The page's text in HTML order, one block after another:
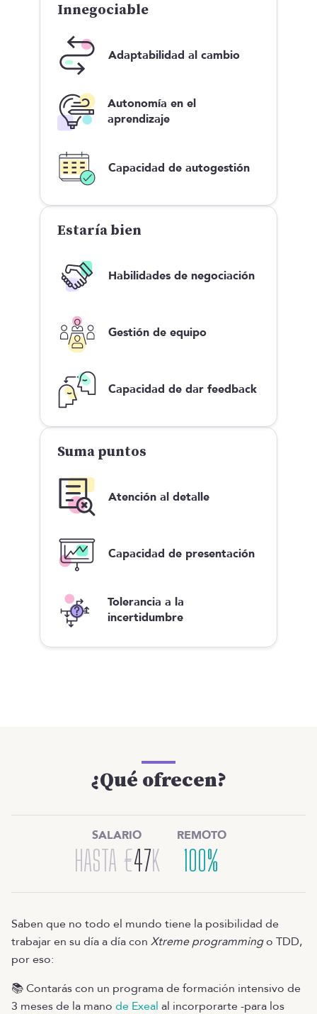
Innegociable
Adaptabilidad al cambio
Autonomía en el
aprendizaje
Capacidad de autogestión
Estaría bien
Habilidades de negociación
Gestión de equipo
Capacidad de dar feedback
Suma puntos
Atención al detalle
Capacidad de presentación
Tolerancia a la
incertidumbre
¿Qué ofrecen?
SALARIO
HASTA €47K
REMOTO
100%
Saben que no todo el mundo tiene la posibilidad de
trabajar en su día a día con Xtreme programmingo TDD,
por eso:
📚 Contarás con un programa de formación intensivo de
3 meses de la mano de Exeal al incorporarte -para los